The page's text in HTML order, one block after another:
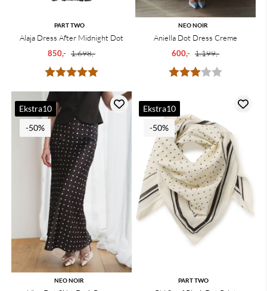
Karakter:
PART TWO
Alaja Dress After Midnight Dot
850,- 1.698,-
Karakter:
NEO NOIR
Aniella Dot Dress Creme
600,- 1.199,-
Ekstra10
-50%
NEO NOIR
Ekstra10
-50%
PART TWO